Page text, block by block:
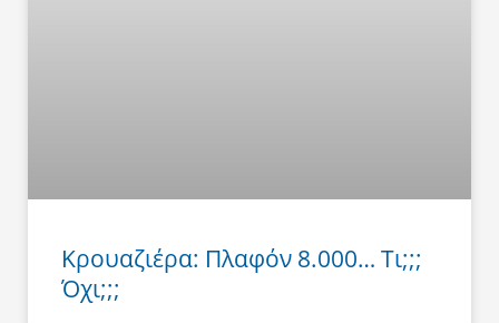
Κρουαζιέρα: Πλαφόν 8.000… Τι;;;
Όχι;;;